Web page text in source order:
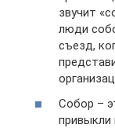
звучит
люди
съезд,
Собор –
привыкли